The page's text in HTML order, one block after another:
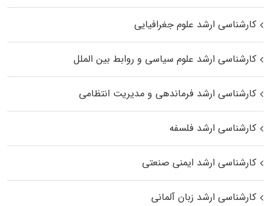
کارشناسی ارشد علوم جغرافیایی
کارشناسی ارشد علوم سیاسی و روابط بین الملل
کارشناسی ارشد فرماندهی و مدیریت انتظامی
کارشناسی ارشد فلسفه
کارشناسی ارشد ایمنی صنعتی
کارشناسی ارشد زبان آلمانی